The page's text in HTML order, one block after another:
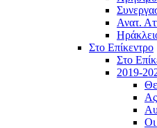
Ανατ.
Στο Επίκεντρο
Στο
2019-
Οι